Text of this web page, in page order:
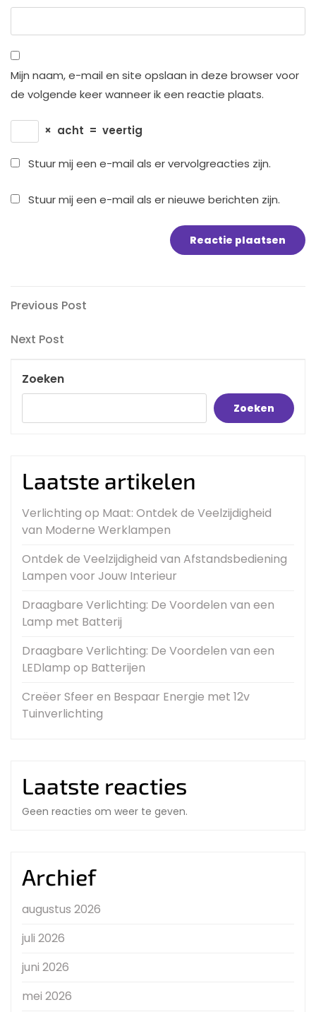
Mijn naam, e-mail en site opslaan in deze browser voor
de volgende keer wanneer ik een reactie plaats.
× acht = veertig
Stuur mij een e-mail als er vervolgreacties zijn.
Stuur mij een e-mail als er nieuwe berichten zijn.
Bericht
navigatie
Previous
Previous Post
Next
Next Post
Zoeken
Zoeken
Laatste artikelen
Verlichting op Maat: Ontdek de Veelzijdigheid
van Moderne Werklampen
Ontdek de Veelzijdigheid van Afstandsbediening
Lampen voor Jouw Interieur
Draagbare Verlichting: De Voordelen van een
Lamp met Batterij
Draagbare Verlichting: De Voordelen van een
LEDlamp op Batterijen
Creëer Sfeer en Bespaar Energie met 12v
Tuinverlichting
Laatste reacties
Geen reacties om weer te geven.
Archief
augustus 2026
juli 2026
juni 2026
mei 2026